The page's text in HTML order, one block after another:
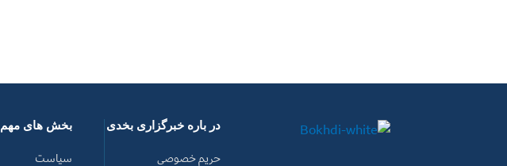
در باره خبرگزاری بخدی
حریم خصوصی
بخش های مهم
سیاست